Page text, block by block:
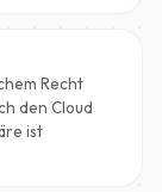
Recht
den Cloud
ist